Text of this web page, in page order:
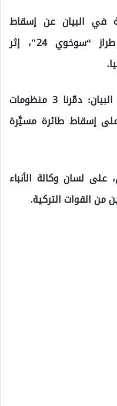
في البيان عن إسقاط
مقاتلتين للنظام السوري من طراز “سوخوي 24″، إثر
وتابعت وزارة الدفاع التركية في البيان: دمّرنا 3 منظومات
إسقاط طائرة مسيَّرة
لسان وكالة الأنباء
من القوات التركية.